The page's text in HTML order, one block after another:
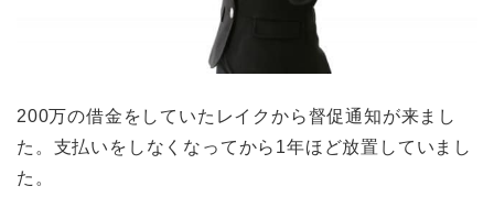
200万の借金をしていたレイクから督促通知が来まし
た。支払いをしなくなってから1年ほど放置していまし
た。